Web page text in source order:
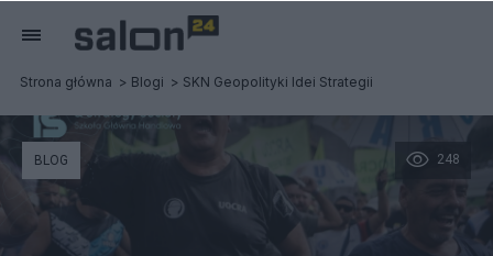
Strona główna Blogi SKN Geopolityki Idei Strategii
248
BLOG